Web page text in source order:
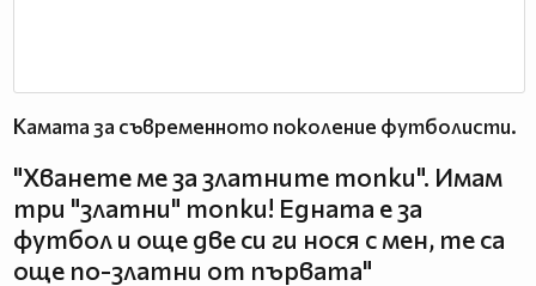
Камата за съвременното поколение футболисти.
"Хванете ме за златните топки". Имам
три "златни" топки! Едната е за
футбол и още две си ги нося с мен, те са
още по-златни от първата"